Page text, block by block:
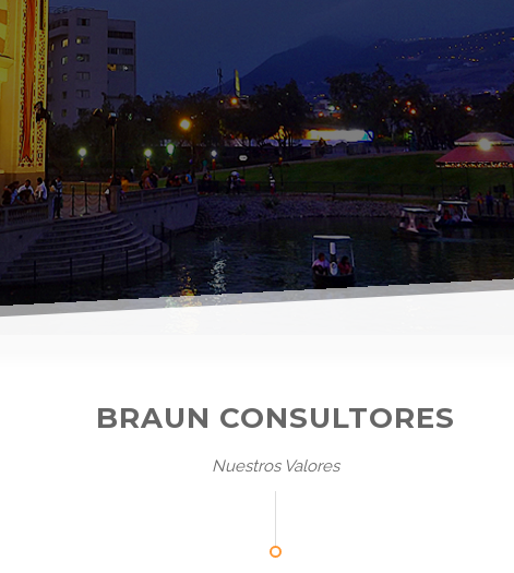
BRAUN CONSULTORES
Nuestros Valores